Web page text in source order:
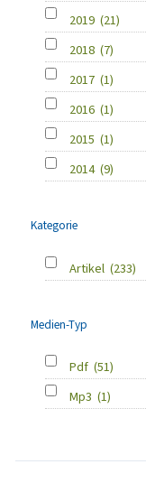
2019 (21)
2018 (7)
2017 (1)
2016 (1)
2015 (1)
2014 (9)
Kategorie
Artikel (233)
Medien-Typ
Pdf (51)
Mp3 (1)